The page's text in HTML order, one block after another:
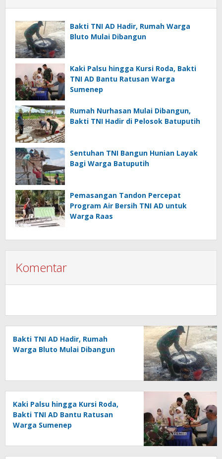
Bakti TNI AD Hadir, Rumah Warga
Bluto Mulai Dibangun
Kaki Palsu hingga Kursi Roda, Bakti
TNI AD Bantu Ratusan Warga
Sumenep
Rumah Nurhasan Mulai Dibangun,
Bakti TNI Hadir di Pelosok Batuputih
Sentuhan TNI Bangun Hunian Layak
Bagi Warga Batuputih
Pemasangan Tandon Percepat
Program Air Bersih TNI AD untuk
Warga Raas
Komentar
Bakti TNI AD Hadir, Rumah
Warga Bluto Mulai Dibangun
Kaki Palsu hingga Kursi Roda,
Bakti TNI AD Bantu Ratusan
Warga Sumenep